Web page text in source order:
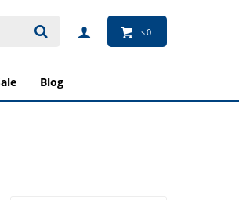
sale blog
$0